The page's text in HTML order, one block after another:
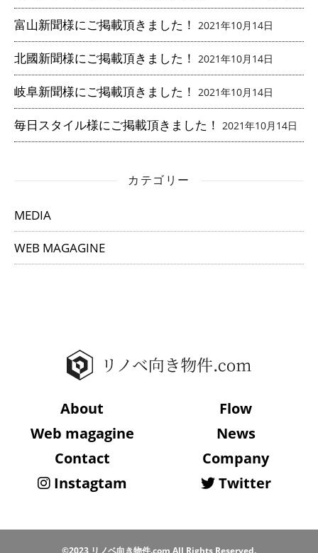
富山新聞様にご掲載頂きました！ 2021年10月14日
北國新聞様にご掲載頂きました！ 2021年10月14日
岐阜新聞様にご掲載頂きました！ 2021年10月14日
毎日スタイル様にご掲載頂きました！ 2021年10月14日
カテゴリー
MEDIA
WEB MAGAGINE
About
Flow
Web magagine
News
Contact
Company
Instagtam
Twitter
©2023 リノベ向き物件.com All Rights Reserved.